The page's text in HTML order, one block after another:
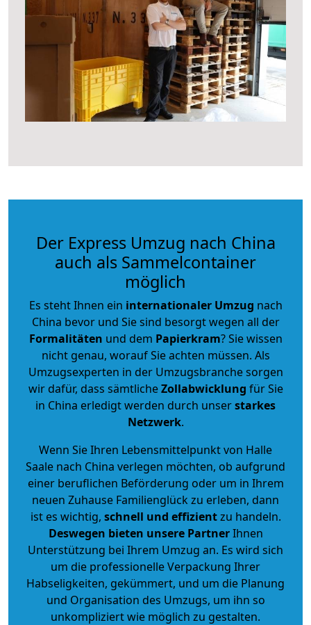
Der Express Umzug nach China
auch als Sammelcontainer
möglich
Es steht Ihnen ein internationaler Umzug nach
China bevor und Sie sind besorgt wegen all der
Formalitäten und dem Papierkram? Sie wissen
nicht genau, worauf Sie achten müssen. Als
Umzugsexperten in der Umzugsbranche sorgen
wir dafür, dass sämtlicheZollabwicklung für Sie
in China erledigt werden durch unserstarkes
Netzwerk.
Wenn Sie Ihren Lebensmittelpunkt von Halle
Saale nach China verlegen möchten, ob aufgrund
einer beruflichen Beförderung oder um in Ihrem
neuen Zuhause Familienglück zu erleben, dann
ist es wichtig, schnell und effizientzu handeln.
Deswegen bieten unsere PartnerIhnen
Unterstützung bei Ihrem Umzug an. Es wird sich
um die professionelle Verpackung Ihrer
Habseligkeiten, gekümmert, und um die Planung
und Organisation des Umzugs, um ihn so
unkompliziert wie möglich zu gestalten.